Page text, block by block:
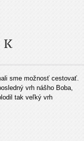
K
sme možnosť cestovať.
vrh nášho Boba,
tak veľký vrh